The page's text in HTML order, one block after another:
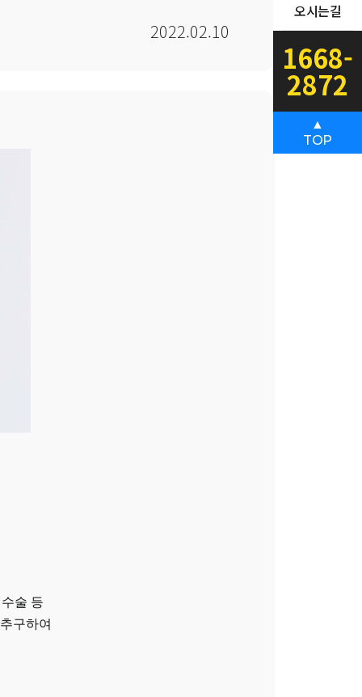
2022.02.10
술 등
구하여
오시는길
1668-
2872
▲
TOP